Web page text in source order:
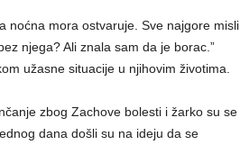
noćna mora ostvaruje. Sve najgore misli
njega? Ali znala sam da je borac.”
užasne situacije u njihovim životima.
zbog Zachove bolesti i žarko su se
dana došli su na ideju da se